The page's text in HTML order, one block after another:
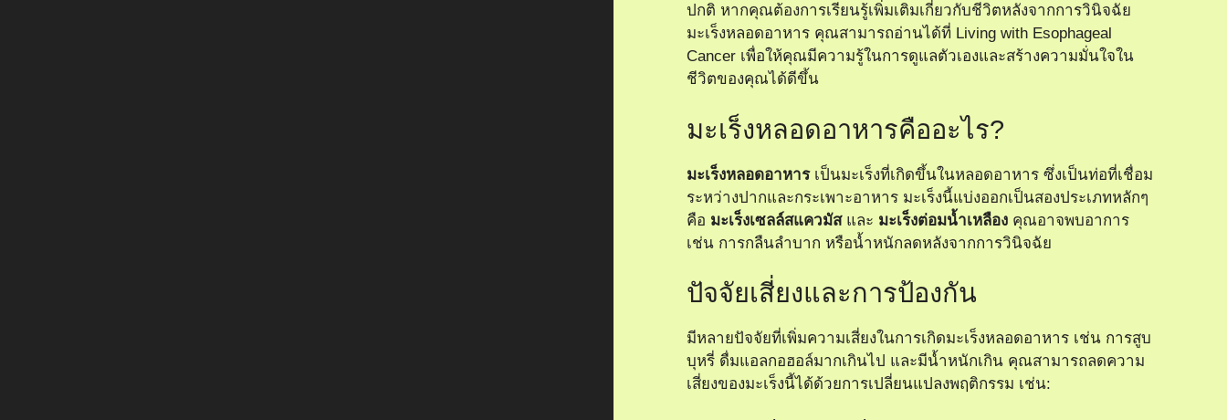
ปกติ หากคุณต้องการเรียนรู้เพิ่มเติมเกี่ยวกับชีวิตหลังจากการวินิจฉัย
มะเร็งหลอดอาหาร คุณสามารถอ่านได้ที่ Living with Esophageal
Cancer เพื่อให้คุณมีความรู้ในการดูแลตัวเองและสร้างความมั่นใจใน
ชีวิตของคุณได้ดีขึ้น
มะเร็งหลอดอาหารคืออะไร?
มะเร็งหลอดอาหารเป็นมะเร็งที่เกิดขึ้นในหลอดอาหาร ซึ่งเป็นท่อที่เชื่อม
ระหว่างปากและกระเพาะอาหาร มะเร็งนี้แบ่งออกเป็นสองประเภทหลักๆ
คือ มะเร็งเซลล์สแควมัสและ มะเร็งต่อมน้ำเหลือง คุณอาจพบอาการ
เช่น การกลืนลำบาก หรือน้ำหนักลดหลังจากการวินิจฉัย
ปัจจัยเสี่ยงและการป้องกัน
มีหลายปัจจัยที่เพิ่มความเสี่ยงในการเกิดมะเร็งหลอดอาหาร เช่น การสูบ
บุหรี่ ดื่มแอลกอฮอล์มากเกินไป และมีน้ำหนักเกิน คุณสามารถลดความ
เสี่ยงของมะเร็งนี้ได้ด้วยการเปลี่ยนแปลงพฤติกรรม เช่น: